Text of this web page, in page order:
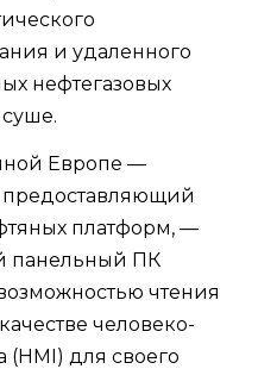
и удаленного
нефтегазовых
Европе —
предоставляющий
платформ, —
панельный ПК
чтения
человеко-
для своего